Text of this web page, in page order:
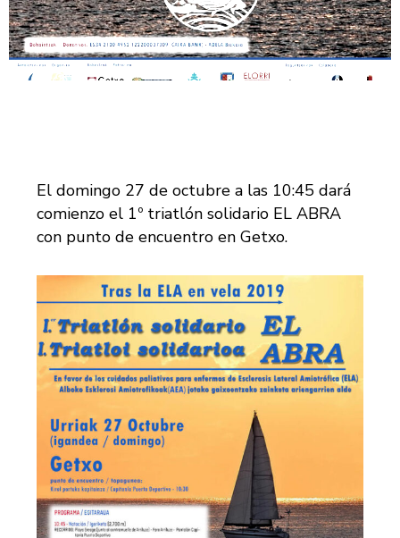
El domingo 27 de octubre a las 10:45 dará
comienzo el 1º triatlón solidario EL ABRA
con punto de encuentro en Getxo.